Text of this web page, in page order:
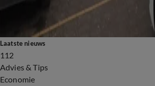
Grote klopjacht op man met vuurwapen in Utrecht
Agenten halen man met vuurwapen uit trein op Amersfoort Centraal
Laatste nieuws
112
Advies & Tips
Economie